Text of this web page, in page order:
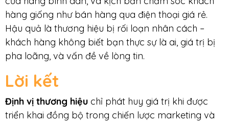
hàng giống như bán hàng qua điện thoại giá rẻ.
Hậu quả là thương hiệu bị rối loạn nhân cách –
khách hàng không biết bạn thực sự là ai, giá trị bị
pha loãng, và vấn đề về lòng tin.
Lời kết
Định vị thương hiệu chỉ phát huy giá trị khi được
triển khai đồng bộ trong chiến lược marketing và